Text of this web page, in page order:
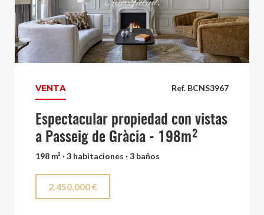
Ref. BCNS3967
VENTA
Espectacular propiedad con vistas
a Passeig de Gràcia - 198m²
198 m² · 3 habitaciones · 3 baños
2.450.000 €